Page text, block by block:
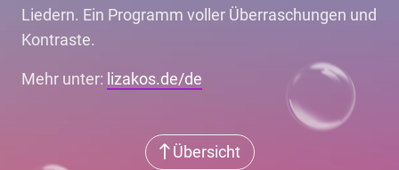
Liedern. Ein Programm voller Überraschungen und
Kontraste.
Mehr unter: lizakos.de/de
Übersicht